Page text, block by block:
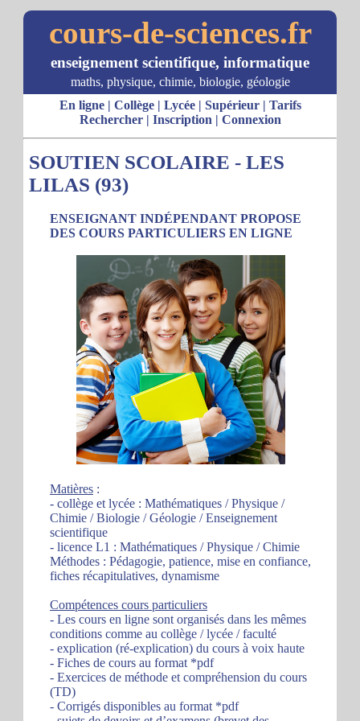
cours-de-sciences.fr
enseignement scientifique, informatique
maths, physique, chimie, biologie, géologie
En ligne| Collège| Lycée| Supérieur| Tarifs
Rechercher| Inscription | Connexion
SOUTIEN SCOLAIRE - LES
LILAS (93)
ENSEIGNANT INDÉPENDANT PROPOSE
DES COURS PARTICULIERS EN LIGNE
Matières :
- collège et lycée : Mathématiques / Physique /
Chimie / Biologie / Géologie / Enseignement
scientifique
- licence L1 : Mathématiques / Physique / Chimie
Méthodes : Pédagogie, patience, mise en confiance,
fiches récapitulatives, dynamisme
Compétences cours particuliers
- Les cours en ligne sont organisés dans les mêmes
conditions comme au collège / lycée / faculté
- explication (ré-explication) du cours à voix haute
- Fiches de cours au format *pdf
- Exercices de méthode et compréhension du cours
(TD)
- Corrigés disponibles au format *pdf